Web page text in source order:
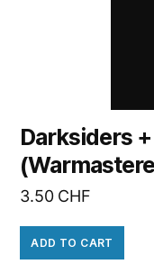
Darksiders
3.50 CHF
ADD TO CART